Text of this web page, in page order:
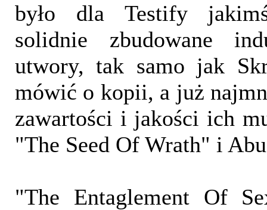
było dla Testify
solidnie zbudowane
utwory, tak samo jak
mówić o kopii, a już
zawartości i jakości ich
"The Seed Of Wrath" i
"The Entaglement Of